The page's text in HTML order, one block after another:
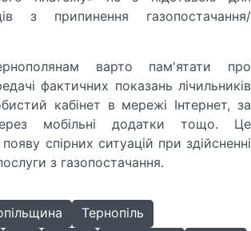
з припинення газопостачання/
варто пам'ятати про
фактичних показань лічильників
кабінет в мережі Інтернет, за
мобільні додатки тощо. Це
спірних ситуацій при здійсненні
з газопостачання.
Тернопіль